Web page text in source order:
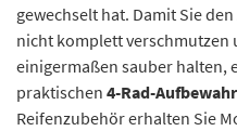
gewechselt hat. Damit Sie
nicht komplett verschmutzen
einigermaßen sauber halten,
praktischen 4-Rad-
Reifenzubehör erhalten Sie